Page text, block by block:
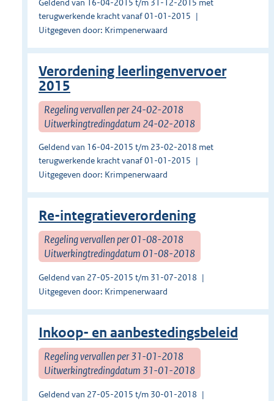
Geldend van 16-04-2015 t/m 31-12-2015 met
terugwerkende kracht vanaf 01-01-2015
Uitgegeven door: Krimpenerwaard
Verordening leerlingenvervoer
2015
Regeling vervallen per 24-02-2018
Uitwerkingtredingdatum 24-02-2018
Geldend van 16-04-2015 t/m 23-02-2018 met
terugwerkende kracht vanaf 01-01-2015
Uitgegeven door: Krimpenerwaard
Re-integratieverordening
Regeling vervallen per 01-08-2018
Uitwerkingtredingdatum 01-08-2018
Geldend van 27-05-2015 t/m 31-07-2018
Uitgegeven door: Krimpenerwaard
Inkoop- en aanbestedingsbeleid
Regeling vervallen per 31-01-2018
Uitwerkingtredingdatum 31-01-2018
Geldend van 27-05-2015 t/m 30-01-2018